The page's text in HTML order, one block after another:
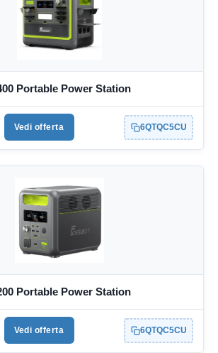
Portable Power Station
Vedi offerta 6QTQC5CU
Portable Power Station
Vedi offerta 6QTQC5CU